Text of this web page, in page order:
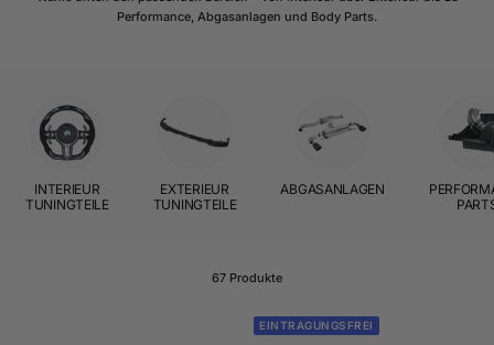
Performance, Abgasanlagen und Body Parts.
INTERIEUR
TUNINGTEILE
EXTERIEUR
TUNINGTEILE
ABGASANLAGEN
67 Produkte
EINTRAGUNGSFREI